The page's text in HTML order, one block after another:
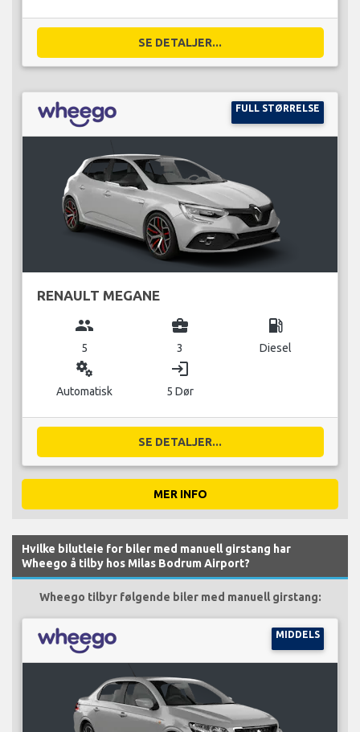
SE DETALJER...
FULL STØRRELSE
RENAULT MEGANE
group
5
business_center
3
local_gas_station
Diesel
miscellaneous_services
Automatisk
login
5 Dør
SE DETALJER...
MER INFO
Hvilke bilutleie for biler med manuell girstang har
Wheego å tilby hos Milas Bodrum Airport?
Wheego tilbyr følgende biler med manuell girstang:
MIDDELS